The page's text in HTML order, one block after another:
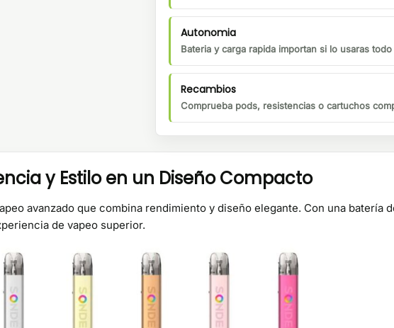
Autonomia
Bateria y carga rapida importan si lo usaras todo
Recambios
Comprueba pods, resistencias o cartuchos
y Estilo en un Diseño Compacto
avanzado que combina rendimiento y diseño elegante. Con una batería
de vapeo superior.